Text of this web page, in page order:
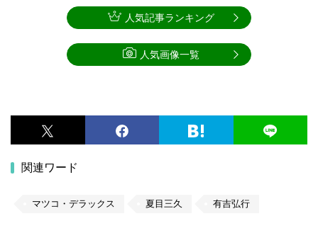
関連ワード
マツコ・デラックス 夏目三久 有吉弘行
人気記事ランキング
人気画像一覧